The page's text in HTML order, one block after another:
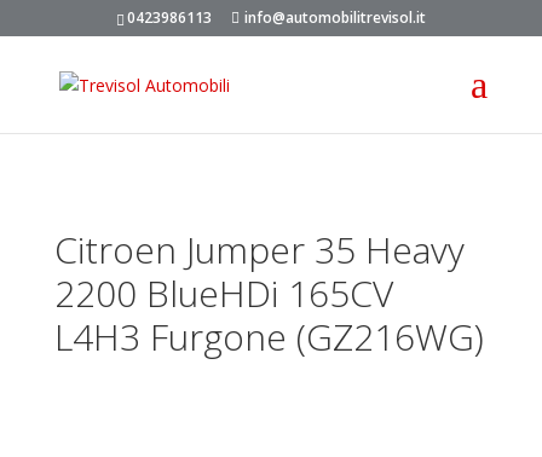
0423986113 info@automobilitrevisol.it
Citroen Jumper 35 Heavy
2200 BlueHDi 165CV
L4H3 Furgone (GZ216WG)